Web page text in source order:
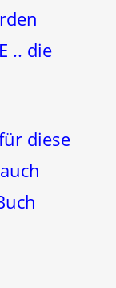
.. die
diese